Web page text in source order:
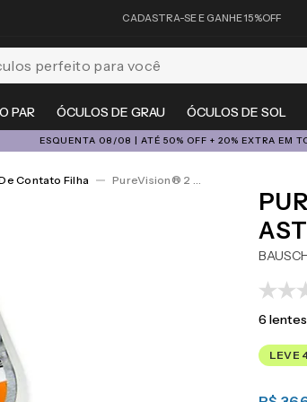
CADASTRA-SE E GANHE 15%OFF
PAR ÓCULOS DE GRAU ÓCULOS DE SOL
para você
ESQUENTA 08/08 | ATÉ 50% OFF + 20% EXTRA EM
Contato Filha PureVision® 2 For Astigmatism 6
6
LEVE